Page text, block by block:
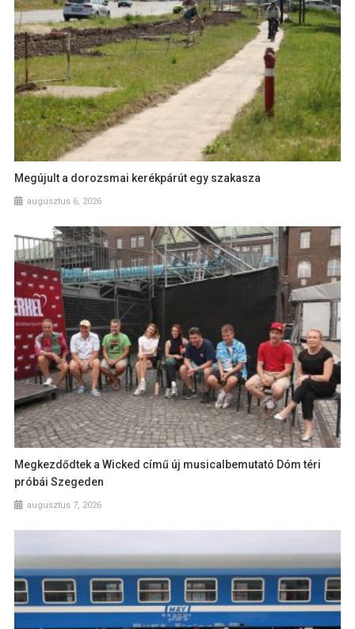
Megújult a dorozsmai kerékpárút egy szakasza
augusztus 6, 2026
Megkezdődtek a Wicked című új musicalbemutató Dóm téri
próbái Szegeden
augusztus 7, 2026